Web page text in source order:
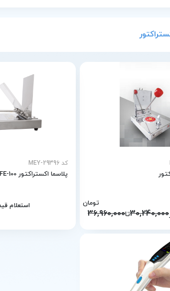
30,240,000تا36,960,000
تومان
کد MEY-29396
پلاسما اکستراکتور FE-100
استعلام